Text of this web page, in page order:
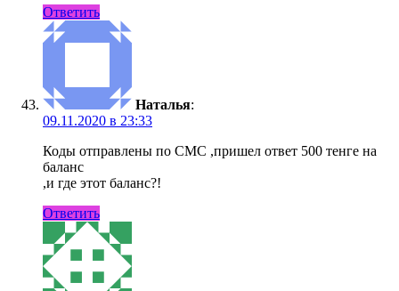
Ответить
Наталья:
09.11.2020 в 23:33
Коды отправлены по СМС ,пришел ответ 500 тенге на
баланс
,и где этот баланс?!
Ответить